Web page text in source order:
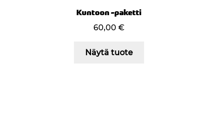
Kuntoon -paketti
60,00 €
Näytä tuote